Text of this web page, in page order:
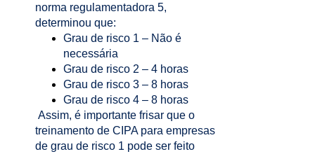
norma regulamentadora 5,
determinou que:
Grau de risco 1 – Não é
necessária
Grau de risco 2 – 4 horas
Grau de risco 3 – 8 horas
Grau de risco 4 – 8 horas
Assim, é importante frisar que o
treinamento de CIPA para empresas
de grau de risco 1 pode ser feito